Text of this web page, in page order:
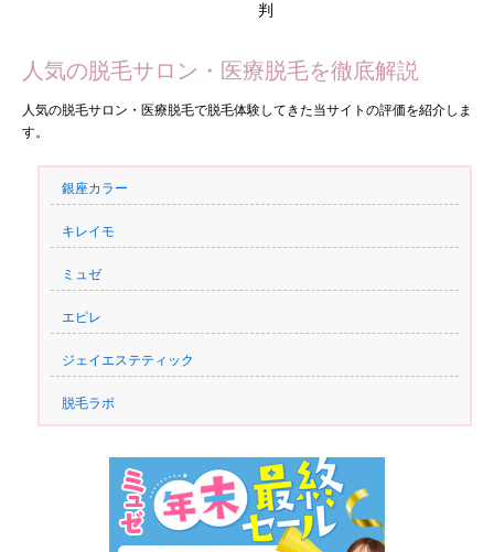
判
人気の脱毛サロン・医療脱毛を徹底解説
人気の脱毛サロン・医療脱毛で脱毛体験してきた当サイトの評価を紹介しま
す。
銀座カラー
キレイモ
ミュゼ
エピレ
ジェイエステティック
脱毛ラボ